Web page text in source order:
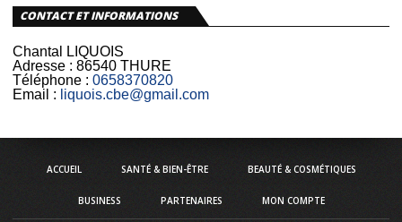
CONTACT ET INFORMATIONS
Chantal LIQUOIS
Adresse : 86540 THURE
Téléphone : 0658370820
Email : liquois.cbe@gmail.com
ACCUEIL SANTÉ & BIEN-ÊTRE BEAUTÉ & COSMÉTIQUES
BUSINESS PARTENAIRES MON COMPTE